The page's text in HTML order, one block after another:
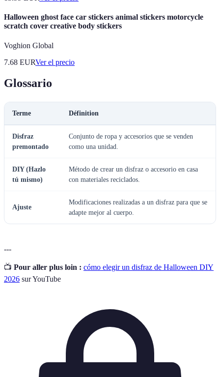
Halloween ghost face car stickers animal stickers motorcycle
scratch cover creative body stickers
Voghion Global
7.68 EURVer el precio
Glossario
Terme Définition
Disfraz
premontado
Conjunto de ropa y accesorios que se venden
como una unidad.
DIY (Hazlo
tú mismo)
Método de crear un disfraz o accesorio en casa
con materiales reciclados.
Ajuste
Modificaciones realizadas a un disfraz para que se
adapte mejor al cuerpo.
---
📺 Pour aller plus loin : cómo elegir un disfraz de Halloween DIY
2026 sur YouTube